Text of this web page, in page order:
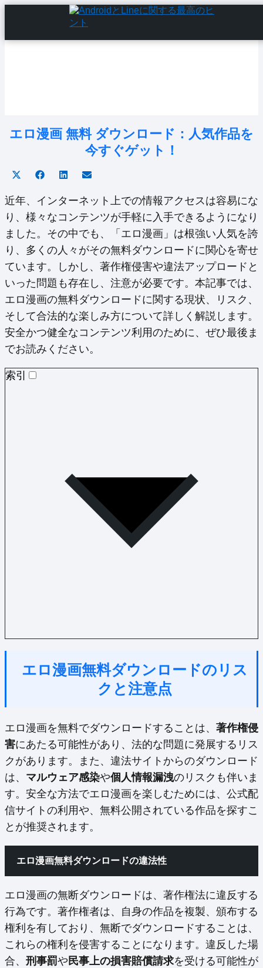
エロ漫画 無料 ダウンロード：人気作品を
今すぐゲット！
Share
X
(Twitter)
Share
Facebook
Share
LinkedInEmail
近年、インターネット上での情報アクセスは容易にな
り、様々なコンテンツが手軽に入手できるようになり
ました。その中でも、「エロ漫画」は根強い人気を誇
り、多くの人々がその無料ダウンロードに関心を寄せ
ています。しかし、著作権侵害や違法アップロードと
いった問題も存在し、注意が必要です。本記事では、
エロ漫画の無料ダウンロードに関する現状、リスク、
そして合法的な楽しみ方について詳しく解説します。
安全かつ健全なコンテンツ利用のために、ぜひ最後ま
でお読みください。
索引
エロ漫画無料ダウンロードのリス
クと注意点
エロ漫画を無料でダウンロードすることは、 著作権侵
害にあたる可能性があり、法的な問題に発展するリス
クがあります。また、違法サイトからのダウンロード
は、 マルウェア感染や個人情報漏洩のリスクも伴いま
す。安全な方法でエロ漫画を楽しむためには、公式配
信サイトの利用や、無料公開されている作品を探すこ
とが推奨されます。
エロ漫画無料ダウンロードの違法性
エロ漫画の無断ダウンロードは、著作権法に違反する
行為です。著作権者は、自身の作品を複製、頒布する
権利を有しており、無断でダウンロードすることは、
これらの権利を侵害することになります。違反した場
合、 刑事罰や民事上の損害賠償請求を受ける可能性が